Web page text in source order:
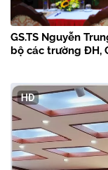
GS.TS Nguyễn
bộ các trường ĐH,